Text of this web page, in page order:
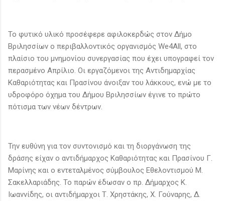
Το φυτικό υλικό προσέφερε αφιλοκερδώς στον Δήμο
Βριλησσίων ο περιβαλλοντικός οργανισμός We4All, στο
πλαίσιο του μνημονίου συνεργασίας που έχει υπογραφεί τον
περασμένο Απρίλιο. Οι εργαζόμενοι της Αντιδημαρχίας
Καθαριότητας και Πρασίνου άνοιξαν του λάκκους, ενώ με το
υδροφόρο όχημα του Δήμου Βριλησσίων έγινε το πρώτο
πότισμα των νέων δέντρων.
Την ευθύνη για τον συντονισμό και τη διοργάνωση της
δράσης είχαν ο αντιδήμαρχος Καθαριότητας και Πρασίνου Γ.
Μαρίνης και ο εντεταλμένος σύμβουλος Εθελοντισμού Μ.
Σακελλαριάδης. Το παρών έδωσαν ο πρ. Δήμαρχος Κ.
Ιωαννίδης, οι αντιδήμαρχοι Τ. Χρηστάκης, Χ. Γούναρης, Δ.